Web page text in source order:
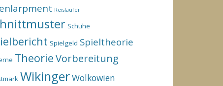
Reisläufer
Schuhe
Spielgeld Spieltheorie
TheorieVorbereitung
WikingerWolkowien